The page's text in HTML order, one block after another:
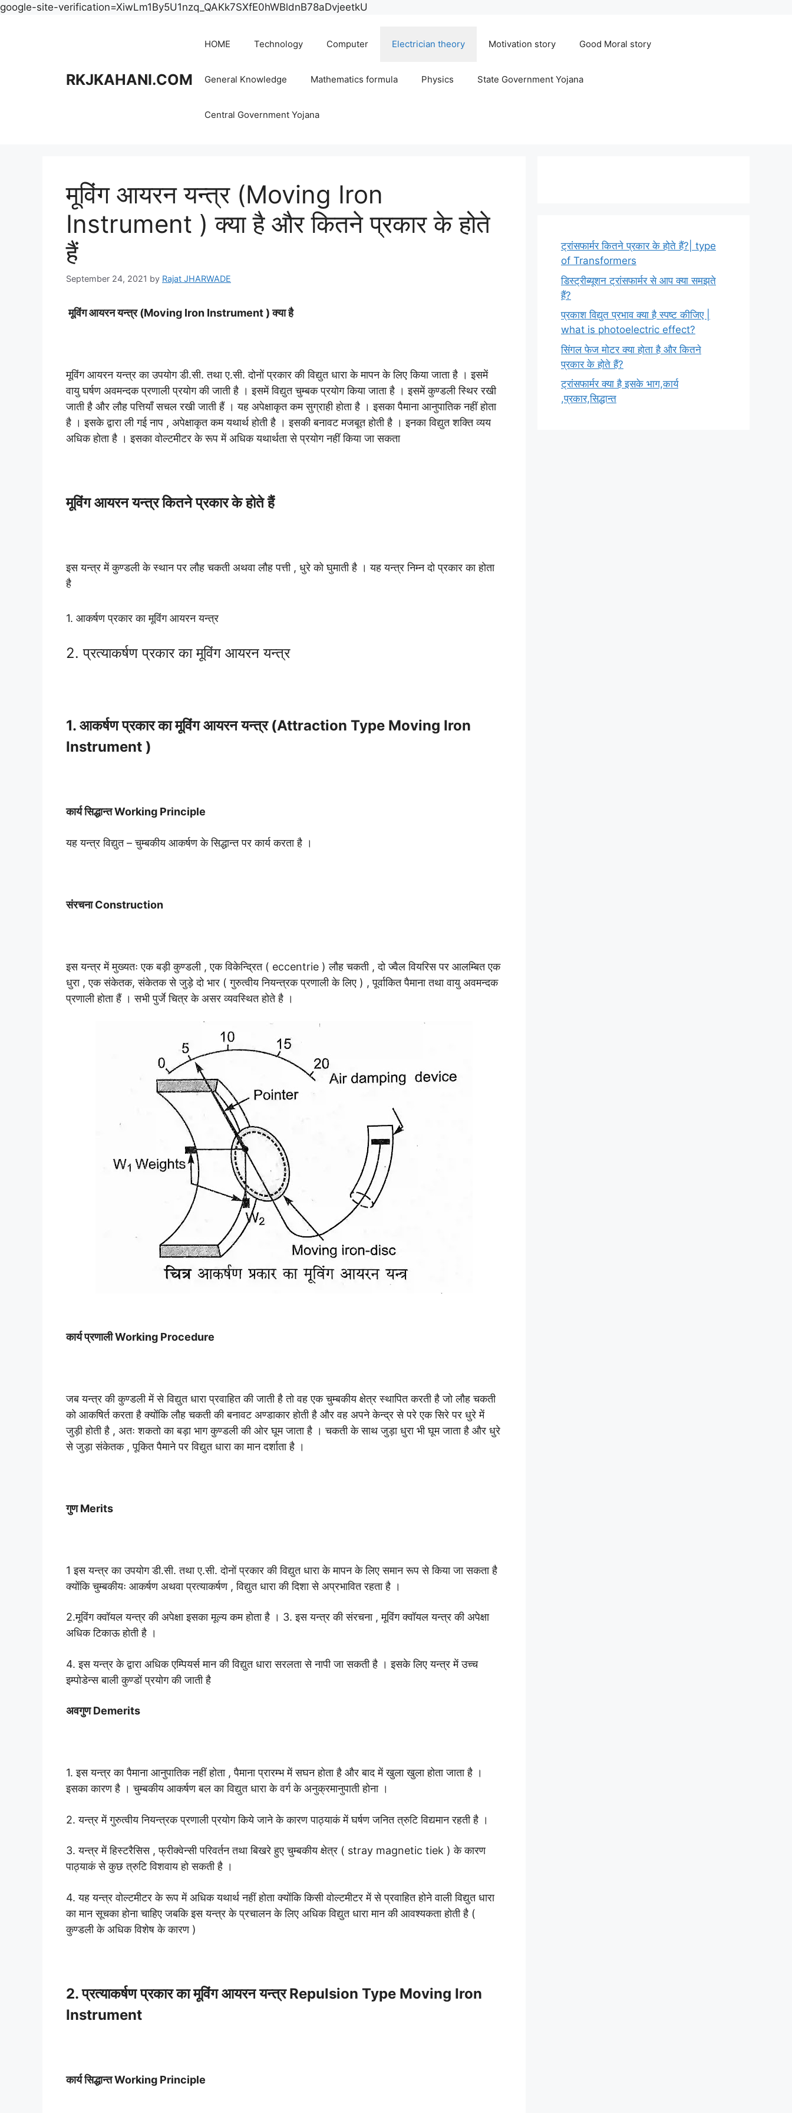
google-site-verification=XiwLm1By5U1nzq_QAKk7SXfE0hWBldnB78aDvjeetkU
RKJKAHANI.COM
HOME Technology Computer Electrician theory Motivation story Good Moral story
General Knowledge Mathematics formula Physics State Government Yojana
Central Government Yojana
मूविंग आयरन यन्त्र (Moving Iron
Instrument ) क्या है और कितने प्रकार के होते
हैं
September 24, 2021 by Rajat JHARWADE
मूविंग आयरन यन्त्र (Moving Iron Instrument ) क्या है
मूविंग आयरन यन्त्र का उपयोग डी.सी. तथा ए.सी. दोनों प्रकार की विद्युत धारा के मापन के लिए किया जाता है । इसमें
वायु घर्षण अवमन्दक प्रणाली प्रयोग की जाती है । इसमें विद्युत चुम्बक प्रयोग किया जाता है । इसमें कुण्डली स्थिर रखी
जाती है और लौह पत्तियाँ सचल रखी जाती हैं । यह अपेक्षाकृत कम सुग्राही होता है । इसका पैमाना आनुपातिक नहीं होता
है । इसके द्वारा ली गई नाप , अपेक्षाकृत कम यथार्थ होती है । इसकी बनावट मजबूत होती है । इनका विद्युत शक्ति व्यय
अधिक होता है । इसका वोल्टमीटर के रूप में अधिक यथार्थता से प्रयोग नहीं किया जा सकता
मूविंग आयरन यन्त्र कितने प्रकार के होते हैं
इस यन्त्र में कुण्डली के स्थान पर लौह चकती अथवा लौह पत्ती , धुरे को घुमाती है । यह यन्त्र निम्न दो प्रकार का होता
है
1. आकर्षण प्रकार का मूविंग आयरन यन्त्र
2. प्रत्याकर्षण प्रकार का मूविंग आयरन यन्त्र
1. आकर्षण प्रकार का मूविंग आयरन यन्त्र (Attraction Type Moving Iron
Instrument )
कार्य सिद्धान्त Working Principle
यह यन्त्र विद्युत – चुम्बकीय आकर्षण के सिद्धान्त पर कार्य करता है ।
संरचना Construction
इस यन्त्र में मुख्यतः एक बड़ी कुण्डली , एक विकेन्द्रित ( eccentrie ) लौह चकती , दो ज्वैल वियरिस पर आलम्बित एक
धुरा , एक संकेतक, संकेतक से जुड़े दो भार ( गुरुत्वीय नियन्त्रक प्रणाली के लिए ) , पूर्वाकित पैमाना तथा वायु अवमन्दक
प्रणाली होता हैं । सभी पुर्जे चित्र के असर व्यवस्थित होते है ।
कार्य प्रणाली Working Procedure
जब यन्त्र की कुण्डली में से विद्युत धारा प्रवाहित की जाती है तो वह एक चुम्बकीय क्षेत्र स्थापित करती है जो लौह चकती
को आकषिर्त करता है क्योंकि लौह चकती की बनावट अण्डाकार होती है और वह अपने केन्द्र से परे एक सिरे पर धुरे में
जुड़ी होती है , अतः शकतो का बड़ा भाग कुण्डली की ओर घूम जाता है । चकती के साथ जुड़ा धुरा भी घूम जाता है और धुरे
से जुड़ा संकेतक , पूकित पैमाने पर विद्युत धारा का मान दर्शाता है ।
गुण Merits
1 इस यन्त्र का उपयोग डी.सी. तथा ए.सी. दोनों प्रकार की विद्युत धारा के मापन के लिए समान रूप से किया जा सकता है
क्योंकि चुम्बकीयः आकर्षण अथवा प्रत्याकर्षण , विद्युत धारा की दिशा से अप्रभावित रहता है ।
2.मूविंग क्वॉयल यन्त्र की अपेक्षा इसका मूल्य कम होता है । 3. इस यन्त्र की संरचना , मूविंग क्वॉयल यन्त्र की अपेक्षा
अधिक टिकाऊ होती है ।
4. इस यन्त्र के द्वारा अधिक एम्पियर्स मान की विद्युत धारा सरलता से नापी जा सकती है । इसके लिए यन्त्र में उच्च
इम्पोडेन्स बाली कुण्डों प्रयोग की जाती है
अवगुण Demerits
1. इस यन्त्र का पैमाना आनुपातिक नहीं होता , पैमाना प्रारम्भ में सघन होता है और बाद में खुला खुला होता जाता है ।
इसका कारण है । चुम्बकीय आकर्षण बल का विद्युत धारा के वर्ग के अनुक्रमानुपाती होना ।
2. यन्त्र में गुरुत्वीय नियन्त्रक प्रणाली प्रयोग किये जाने के कारण पाठ्याकं में घर्षण जनित त्रुटि विद्यमान रहती है ।
3. यन्त्र में हिस्टरैसिस , फ्रीक्वेन्सी परिवर्तन तथा बिखरे हुए चुम्बकीय क्षेत्र ( stray magnetic tiek ) के कारण
पाठ्याकं से कुछ त्रुटि विशवाय हो सकती है ।
4. यह यन्त्र वोल्टमीटर के रूप में अधिक यथार्थ नहीं होता क्योंकि किसी वोल्टमीटर में से प्रवाहित होने वाली विद्युत धारा
का मान सूचका होना चाहिए जबकि इस यन्त्र के प्रचालन के लिए अधिक विद्युत धारा मान की आवश्यकता होती है (
कुण्डली के अधिक विशेष के कारण )
2. प्रत्याकर्षण प्रकार का मूविंग आयरन यन्त्र Repulsion Type Moving Iron
Instrument
कार्य सिद्धान्त Working Principle
ट्रांसफार्मर कितने प्रकार के होते हैं?| type
of Transformers
डिस्ट्रीब्यूशन ट्रांसफार्मर से आप क्या समझते
हैं?
प्रकाश विद्युत प्रभाव क्या है स्पष्ट कीजिए |
what is photoelectric effect?
सिंगल फेज मोटर क्या होता है और कितने
प्रकार के होते हैं?
ट्रांसफार्मर क्या है इसके भाग,कार्य
,प्रकार,सिद्धान्त